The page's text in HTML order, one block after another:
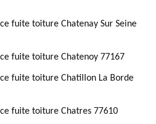
fuite toiture Chatenay Sur Seine
fuite toiture Chatenoy 77167
fuite toiture Chatillon La Borde
fuite toiture Chatres 77610